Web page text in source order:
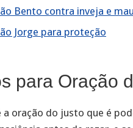
Bento contra inveja e
Jorge para proteção
para Oração
a oração do justo que é